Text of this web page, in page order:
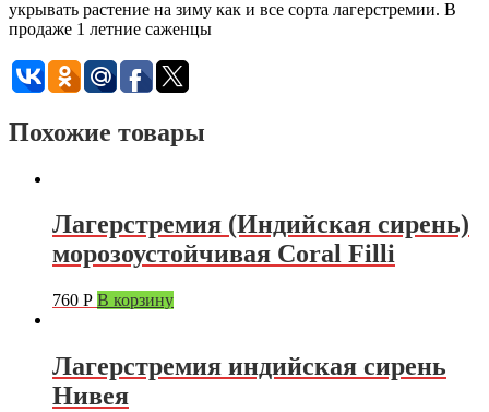
укрывать растение на зиму как и все сорта лагерстремии. В
продаже 1 летние саженцы
Похожие товары
Лагерстремия (Индийская сирень)
морозоустойчивая Coral Filli
760 Р В корзину
Лагерстремия индийская сирень
Нивея